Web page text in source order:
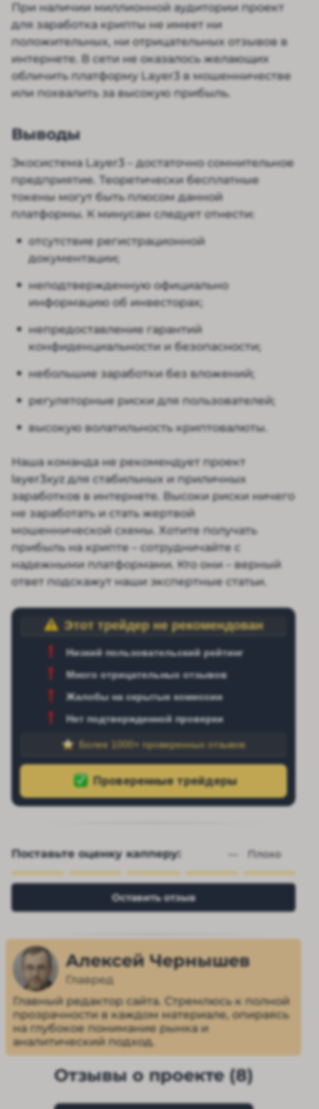
При наличии миллионной аудитории проект
для заработка крипты не имеет ни
положительных, ни отрицательных отзывов в
интернете. В сети не оказалось желающих
обличить платформу Layer3 в мошенничестве
или похвалить за высокую прибыль.
Выводы
Экосистема Layer3 – достаточно сомнительное
предприятие. Теоретически бесплатные
токены могут быть плюсом данной
платформы. К минусам следует отнести:
отсутствие регистрационной
документации;
неподтвержденную официально
информацию об инвесторах;
непредоставление гарантий
конфиденциальности и безопасности;
небольшие заработки без вложений;
регуляторные риски для пользователей;
высокую волатильность криптовалюты.
Наша команда не рекомендует проект
layer3xyz для стабильных и приличных
заработков в интернете. Высоки риски ничего
не заработать и стать жертвой
мошеннической схемы. Хотите получать
прибыль на крипте – сотрудничайте с
надежными платформами. Кто они – верный
ответ подскажут наши экспертные статьи.
Этот трейдер не рекомендован
Низкий пользовательский рейтинг
Много отрицательных отзывов
Жалобы на скрытые комиссии
Нет подтвержденной проверки
Более 1000+ проверенных отзывов
Поставьте оценку капперу: — Плохо
Оставить отзыв
Алексей Чернышев
Главред
Главный редактор сайта. Стремлюсь к полной
прозрачности в каждом материале, опираясь
на глубокое понимание рынка и
аналитический подход.
Отзывы о проекте (8)